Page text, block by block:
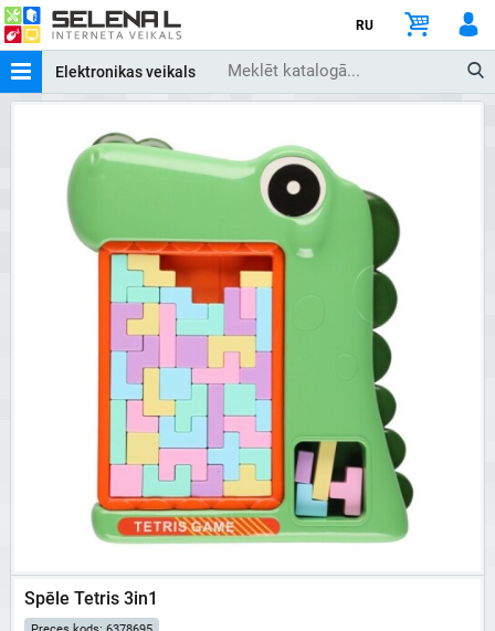
RU
Elektronikas veikals
Spēle Tetris 3in1